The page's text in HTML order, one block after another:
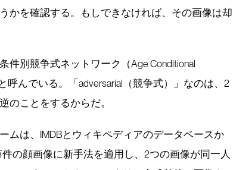
かを確認する。もしできなければ、その画像は却
件別競争式ネットワーク（Age Conditional
呼んでいる。「adversarial（競争式）」なのは、2
のことをするからだ。
ムは、IMDBとウィキペディアのデータベースか
の顔画像に新手法を適用し、2つの画像が同一人